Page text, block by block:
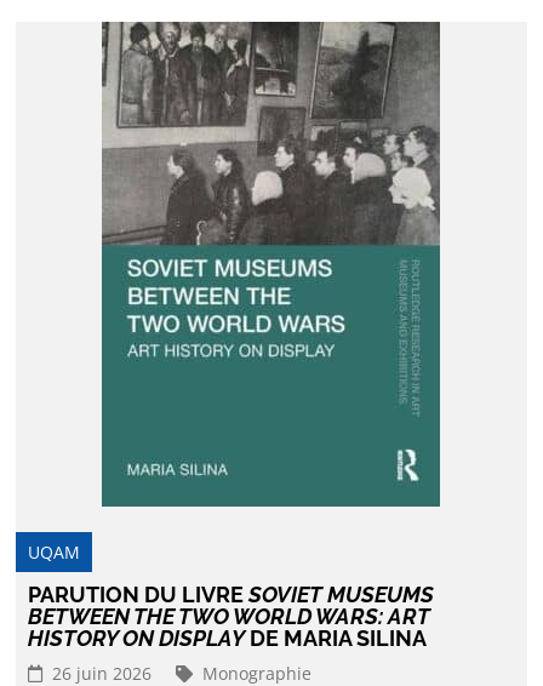
UQAM
PARUTION DU LIVRESOVIET MUSEUMS
BETWEEN THE TWO WORLD WARS: ART
HISTORY ON DISPLAYDE MARIA SILINA
26 juin 2026
Monographie